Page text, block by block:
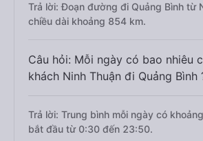
Trả lời: Đoạn đường đi Quảng Bình từ
chiều dài khoảng 854 km.
Câu hỏi: Mỗi ngày có bao nhiêu
khách Ninh Thuận đi Quảng Bình
Trả lời: Trung bình mỗi ngày có
bắt đầu từ 0:30 đến 23:50.